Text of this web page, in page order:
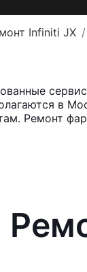
Infiniti JX
в
Ремонт